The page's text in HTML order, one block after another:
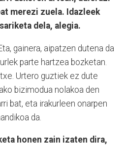
merezi zuela. Idazleek
dela, alegia.
gainera, aipatzen dutena da
parte hartzea bozketan.
Urtero guztiek ez dute
bizimodua nolakoa den
bat, eta irakurleen onarpen
da.
honen zain izaten dira,